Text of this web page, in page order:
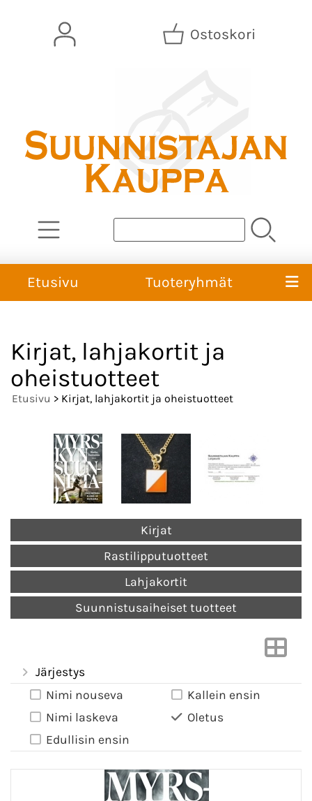
Ostoskori
Etusivu Tuoteryhmät
Kirjat, lahjakortit ja
oheistuotteet
Etusivu > Kirjat, lahjakortit ja oheistuotteet
Kirjat
Rastilipputuotteet
Lahjakortit
Suunnistusaiheiset tuotteet
Järjestys
Nimi nouseva
Nimi laskeva
Edullisin ensin
Kallein ensin
Oletus